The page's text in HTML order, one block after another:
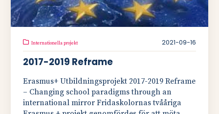
Internationella projekt 2021-09-16
2017-2019 Reframe
Erasmus+ Utbildningsprojekt 2017-2019 Reframe
– Changing school paradigms through an
international mirror Fridaskolornas tvååriga